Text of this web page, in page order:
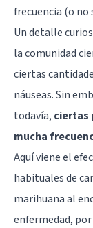
frecuencia (o no
Un detalle
la comunidad
ciertas
náuseas. Sin
todavía, ciertas
mucha
Aquí viene el
habituales de
marihuana al
enfermedad,